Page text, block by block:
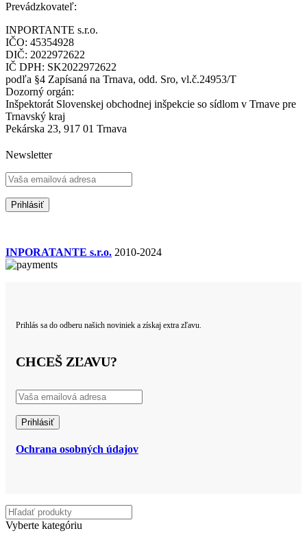
Prevádzkovateľ:
INPORTANTE s.r.o.
IČO: 45354928
DIČ: 2022972622
IČ DPH: SK2022972622
podľa §4 Zapísaná na Trnava, odd. Sro, vl.č.24953/T
Dozorný orgán:
Inšpektorát Slovenskej obchodnej inšpekcie so sídlom v Trnave pre
Trnavský kraj
Pekárska 23, 917 01 Trnava
Newsletter
INPORATANTE s.r.o. 2010-2024
Prihlás sa do odberu našich noviniek a získaj extra zľavu.
CHCEŠ ZĽAVU?
Ochrana osobných údajov
Vyberte kategóriu